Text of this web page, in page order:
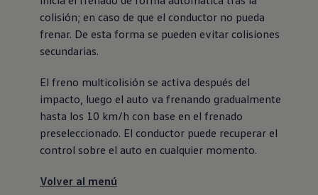
colisión; en caso de que el conductor no pueda
frenar. De esta forma se pueden evitar colisiones
secundarias.
El freno multicolisión se activa después del
impacto, luego el auto va frenando gradualmente
hasta los 10 km/h con base en el frenado
preseleccionado. El conductor puede recuperar el
control sobre el auto en cualquier momento.
Volver al menú